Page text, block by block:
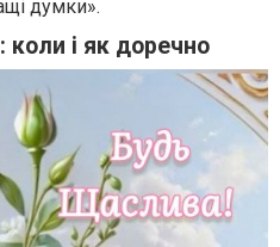
думки».
коли і як доречно